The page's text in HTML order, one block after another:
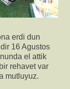
erdi dun
16 Agustos
el attik
rehavet var
mutluyuz.